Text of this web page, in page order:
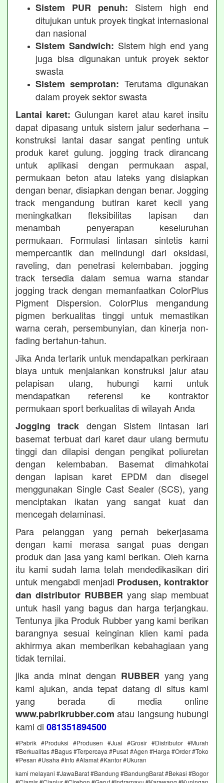
Sistem PUR penuh: Sistem high end
ditujukan untuk proyek tingkat internasional
dan nasional
Sistem Sandwich: Sistem high end yang
juga bisa digunakan untuk proyek sektor
swasta
Sistem semprotan: Terutama digunakan
dalam proyek sektor swasta
Lantai karet: Gulungan karet atau karet insitu
dapat dipasang untuk sistem jalur sederhana –
konstruksi lantai dasar sangat penting untuk
produk karet gulung. jogging track dirancang
untuk aplikasi dengan permukaan aspal,
permukaan beton atau lateks yang disiapkan
dengan benar, disiapkan dengan benar. Jogging
track mengandung butiran karet kecil yang
meningkatkan fleksibilitas lapisan dan
menambah penyerapan keseluruhan
permukaan. Formulasi lintasan sintetis kami
mempercantik dan melindungi dari oksidasi,
raveling, dan penetrasi kelembaban. jogging
track tersedia dalam semua warna standar
jogging track dengan memanfaatkan ColorPlus
Pigment Dispersion. ColorPlus mengandung
pigmen berkualitas tinggi untuk memastikan
warna cerah, persembunyian, dan kinerja non-
fading bertahun-tahun.
Jika Anda tertarik untuk mendapatkan perkiraan
biaya untuk menjalankan konstruksi jalur atau
pelapisan ulang, hubungi kami untuk
mendapatkan referensi ke kontraktor
permukaan sport berkualitas di wilayah Anda
Jogging track dengan Sistem lintasan lari
basemat terbuat dari karet daur ulang bermutu
tinggi dan dilapisi dengan pengikat poliuretan
dengan kelembaban. Basemat dimahkotai
dengan lapisan karet EPDM dan disegel
menggunakan Single Cast Sealer (SCS), yang
menciptakan ikatan yang sangat kuat dan
mencegah delaminasi.
Para pelanggan yang pernah bekerjasama
dengan kami merasa sangat puas dengan
produk dan jasa yang kami berikan. Oleh karna
itu kami sudah lama telah mendedikasikan diri
untuk mengabdi menjadi Produsen, kontraktor
dan distributor RUBBER yang siap membuat
untuk hasil yang bagus dan harga terjangkau.
Tentunya jika Produk Rubber yang kami berikan
barangnya sesuai keinginan klien kami pada
akhirmya akan memberikan kebahagiaan yang
tidak ternilai.
jika anda minat dengan RUBBER yang yang
kami ajukan, anda tepat datang di situs kami
yang berada di media online
www.pabrikrubber.com atau langsung hubungi
kami di 081351894500
#Pabrik #Produksi #Produsen #Jual #Grosir #Distributor #Murah
#Berkualitas #Bagus #Terpercaya #Pusat #Agen #Harga #Order #Toko
#Pesan #Usaha #Info #Alamat #Kantor #Ukuran
kami melayani #JawaBarat #Bandung #BandungBarat #Bekasi #Bogor